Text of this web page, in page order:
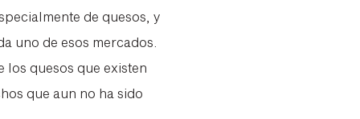
de quesos, y
uno de esos mercados.
quesos que existen
que aun no ha sido